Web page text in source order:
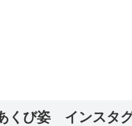
くび姿 インスタ